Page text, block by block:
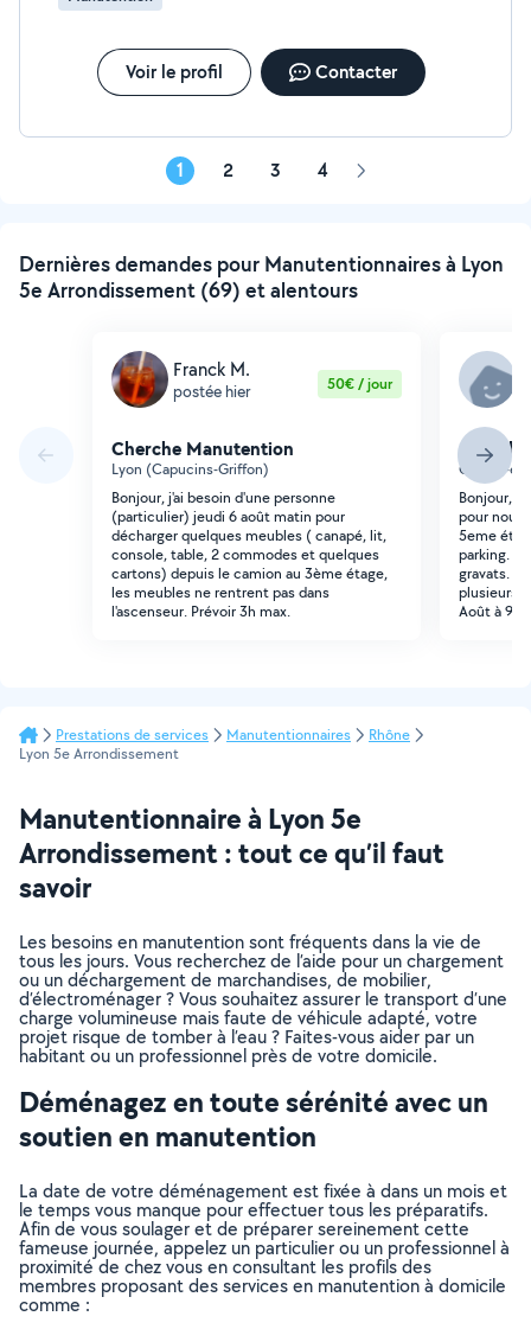
Voir le profil Contacter
1 2 3 4 Page
Dernières demandes pour Manutentionnaires à Lyon
5e Arrondissement (69) et alentours
Franck M.
postée hier 50€ / jour
Cherche Manutention
Lyon (Capucins-Griffon)
Bonjour, j'ai besoin d'une personne
(particulier) jeudi 6 août matin pour
décharger quelques meubles ( canapé, lit,
console, table, 2 commodes et quelques
cartons) depuis le camion au 3ème étage,
les meubles ne rentrent pas dans
l'ascenseur. Prévoir 3h max.
Caluire-
Bonjour,
pour nous
5eme
parking. Il
gravats.
plusieurs
Août à 9h
Prestations de services Manutentionnaires
Rhône
Lyon 5e Arrondissement
Manutentionnaire à Lyon 5e
Arrondissement : tout ce qu’il faut
savoir
Les besoins en manutention sont fréquents dans la vie de
tous les jours. Vous recherchez de l’aide pour un chargement
ou un déchargement de marchandises, de mobilier,
d’électroménager ? Vous souhaitez assurer le transport d’une
charge volumineuse mais faute de véhicule adapté, votre
projet risque de tomber à l’eau ? Faites-vous aider par un
habitant ou un professionnel près de votre domicile.
Déménagez en toute sérénité avec un
soutien en manutention
La date de votre déménagement est fixée à dans un mois et
le temps vous manque pour effectuer tous les préparatifs.
Afin de vous soulager et de préparer sereinement cette
fameuse journée, appelez un particulier ou un professionnel à
proximité de chez vous en consultant les profils des
membres proposant des services en manutention à domicile
comme :